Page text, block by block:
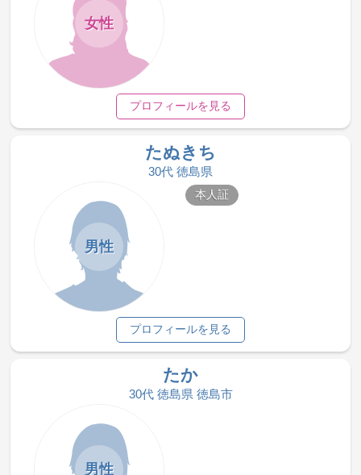
女性
プロフィールを見る
たぬきち
30代 徳島県
男性
本人証
プロフィールを見る
たか
30代 徳島県 徳島市
男性